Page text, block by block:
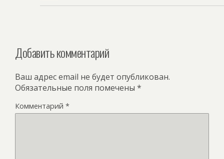
Добавить комментарий
Ваш адрес email не будет опубликован.
Обязательные поля помечены *
Комментарий *